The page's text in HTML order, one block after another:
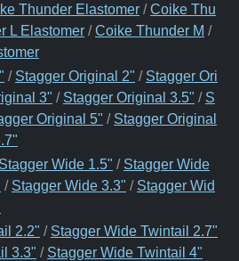
Thunder Elastomer /Coike Thu
L Elastomer /Coike Thunder M /
/ Stagger Original 2" / Stagger Ori
3" / Stagger Original 3.5" / S
Original 5" / Stagger Original
Stagger Wide 1.5" / Stagger Wide
/ Stagger Wide 3.3" / Stagger Wid
2.2" / Stagger Wide Twintail 2.7"
3.3" / Stagger Wide Twintail 4"